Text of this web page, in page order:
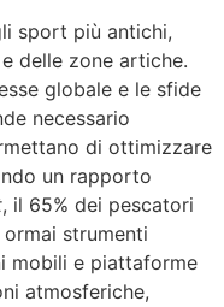
sport più antichi,
delle zone artiche.
globale e le sfide
necessario
di ottimizzare
un rapporto
, il 65% dei pescatori
strumenti
mobili e piattaforme
atmosferiche,